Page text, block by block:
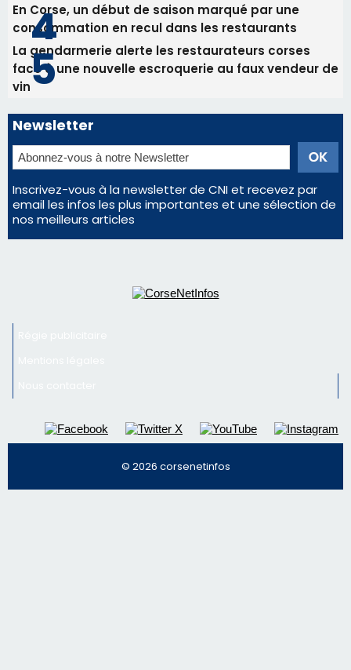
En Corse, un début de saison marqué par une
consommation en recul dans les restaurants
La gendarmerie alerte les restaurateurs corses
face à une nouvelle escroquerie au faux vendeur de
vin
Newsletter
Inscrivez-vous à la newsletter de CNI et recevez par
email les infos les plus importantes et une sélection de
nos meilleurs articles
© 2026 corsenetinfos